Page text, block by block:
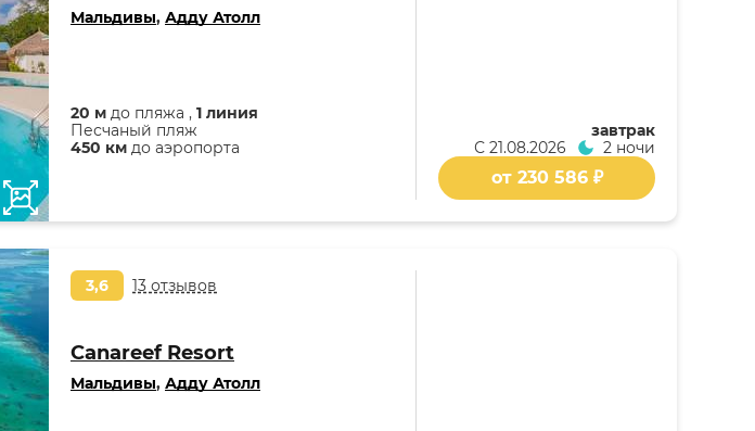
Мальдивы, Адду Атолл
20 м до пляжа , 1 линия
Песчаный пляж
450 км до аэропорта
завтрак
С 21.08.2026 2 ночи
от 230 586 ₽
3,6 13 отзывов
Canareef Resort
Мальдивы, Адду Атолл